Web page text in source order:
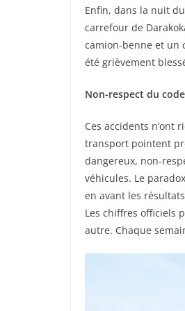
Enfin, dans la nuit
carrefour de
camion-benne et un
été grièvement
Non-respect du
Ces accidents n’ont
transport pointent
dangereux, non-
véhicules. Le
en avant les
Les chiffres officiels
autre. Chaque